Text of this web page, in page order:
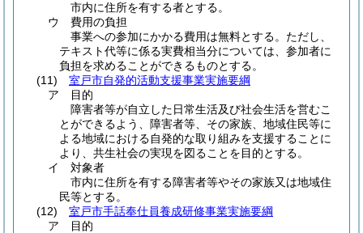
市内に住所を有する者とする。
ウ
費用の負担
事業への参加にかかる費用は無料とする。ただし、
テキスト代等に係る実費相当分については、参加者に
負担を求めることができるものとする。
(11)
室戸市自発的活動支援事業実施要綱
ア
目的
障害者等が自立した日常生活及び社会生活を営むこ
とができるよう、障害者等、その家族、地域住民等に
よる地域における自発的な取り組みを支援することに
より、共生社会の実現を図ることを目的とする。
イ
対象者
市内に住所を有する障害者等やその家族又は地域住
民等とする。
(12)
室戸市手話奉仕員養成研修事業実施要綱
ア
目的